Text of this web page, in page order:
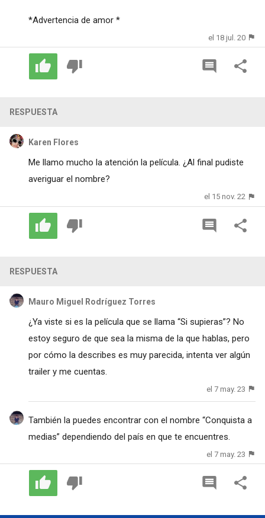
*Advertencia de amor *
el 18 jul. 20
RESPUESTA
Karen Flores
Me llamo mucho la atención la película. ¿Al final pudiste
averiguar el nombre?
el 15 nov. 22
RESPUESTA
Mauro Miguel Rodríguez Torres
¿Ya viste si es la película que se llama “Si supieras”? No
estoy seguro de que sea la misma de la que hablas, pero
por cómo la describes es muy parecida, intenta ver algún
trailer y me cuentas.
el 7 may. 23
También la puedes encontrar con el nombre “Conquista a
medias” dependiendo del país en que te encuentres.
el 7 may. 23